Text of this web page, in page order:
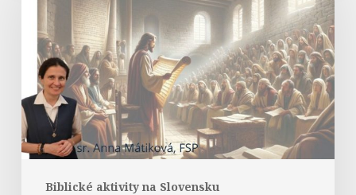
Biblické aktivity na Slovensku
Hebrejom